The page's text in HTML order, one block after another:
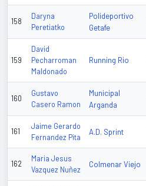
158
Daryna
Peretiatko
Polideportivo
Getafe
159
David
Pecharroman
Maldonado
Running Rio
160
Gustavo
Casero Ramon
Municipal
Arganda
161
Jaime Gerardo
Fernandez Pita
A.D. Sprint
162
Maria Jesus
Vazquez Nuñez
Colmenar Viejo